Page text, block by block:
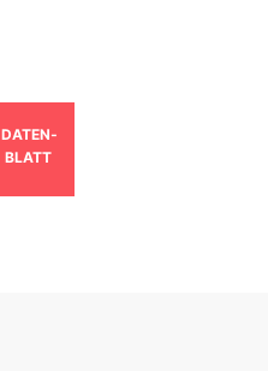
DATEN­
BLATT